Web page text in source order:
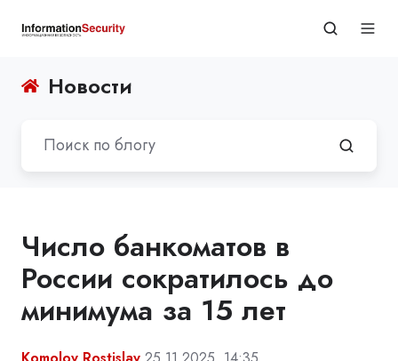
Новости
Число банкоматов в
России сократилось до
минимума за 15 лет